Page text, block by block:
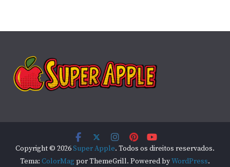
Copyright © 2026Super Apple. Todos os direitos reservados.
Tema: ColorMag por ThemeGrill. Powered byWordPress.